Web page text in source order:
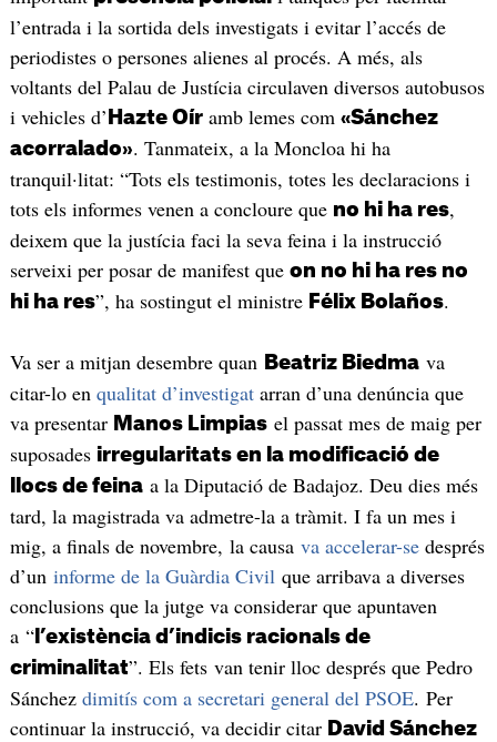
l’entrada i la sortida dels investigats i evitar l’accés de
periodistes o persones alienes al procés. A més, als
voltants del Palau de Justícia circulaven diversos autobusos
i vehicles d’ Hazte Oíramb lemes com «Sánchez
acorralado». Tanmateix, a la Moncloa hi ha
tranquil·litat: “Tots els testimonis, totes les declaracions i
tots els informes venen a concloure que no hi ha res,
deixem que la justícia faci la seva feina i la instrucció
serveixi per posar de manifest que on no hi ha res no
hi ha res”, ha sostingut el ministre Félix Bolaños.
Va ser a mitjan desembre quan Beatriz Biedmava
citar-lo en qualitat d’investigatarran d’una denúncia que
va presentar Manos Limpiasel passat mes de maig per
suposades irregularitats en la modificació de
llocs de feinaa la Diputació de Badajoz. Deu dies més
tard, la magistrada va admetre-la a tràmit. I fa un mes i
mig, a finals de novembre, la causa va accelerar-sedesprés
d’un informe de la Guàrdia Civil que arribava a diverses
conclusions que la jutge va considerar que apuntaven
a “l’existència d’indicis racionals de
criminalitat”. Els fets van tenir lloc després que Pedro
Sánchez dimitís com a secretari general del PSOE. Per
continuar la instrucció, va decidir citar David Sánchez